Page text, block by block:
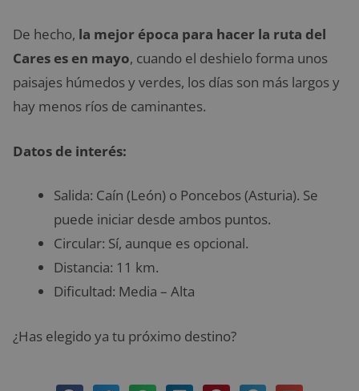
De hecho, la mejor época para hacer la ruta del
Cares es en mayo, cuando el deshielo forma unos
paisajes húmedos y verdes, los días son más largos y
hay menos ríos de caminantes.
Datos de interés:
Salida: Caín (León) o Poncebos (Asturia). Se
puede iniciar desde ambos puntos.
Circular: Sí, aunque es opcional.
Distancia: 11 km.
Dificultad: Media – Alta
¿Has elegido ya tu próximo destino?